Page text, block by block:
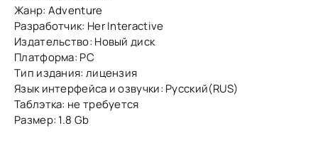
Жанр: Adventure
Разработчик: Her Interactive
Издательство: Новый диск
Платформа: PC
Тип издания: лицензия
Язык интерфейса и озвучки: Pусский(RUS)
Таблэтка: не требуется
Размер: 1.8 Gb